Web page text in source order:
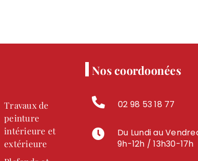
Travaux de
peinture
intérieure et
extérieure
Nos coordoonées
02 98 53 18 77
Du Lundi au
9h-12h / 13h30-17h